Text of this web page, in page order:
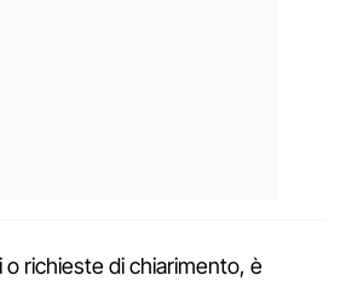
o richieste di chiarimento, è